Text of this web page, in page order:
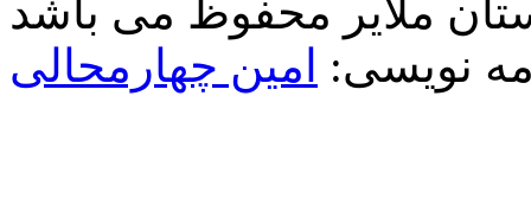
نویسی: امین چهارمحالی